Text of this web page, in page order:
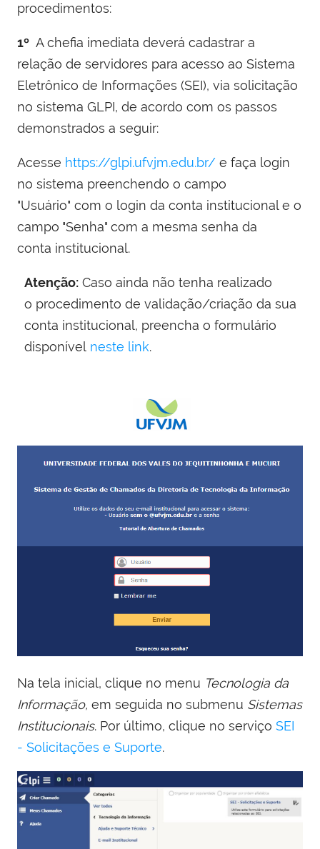
procedimentos:
1º A chefia imediata deverá cadastrar a
relação de servidores para acesso ao Sistema
Eletrônico de Informações (SEI), via solicitação
no sistema GLPI, de acordo com os passos
demonstrados a seguir:
Acesse https://glpi.ufvjm.edu.br/ e faça login
no sistema preenchendo o campo
"Usuário" com o login da conta institucional e o
campo "Senha" com a mesma senha da
conta institucional.
Atenção: Caso ainda não tenha realizado
o procedimento de validação/criação da sua
conta institucional, preencha o formulário
disponível neste link.
Na tela inicial, clique no menu Tecnologia da
Informação, em seguida no submenu Sistemas
Institucionais. Por último, clique no serviço SEI
- Solicitações e Suporte.